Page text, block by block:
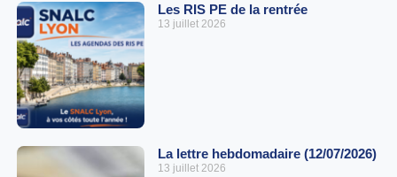
Les RIS PE de la rentrée
13 juillet 2026
La lettre hebdomadaire (12/07/2026)
13 juillet 2026